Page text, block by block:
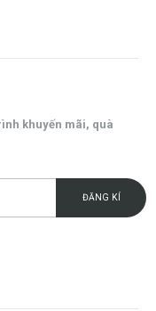
khuyến mãi, quà